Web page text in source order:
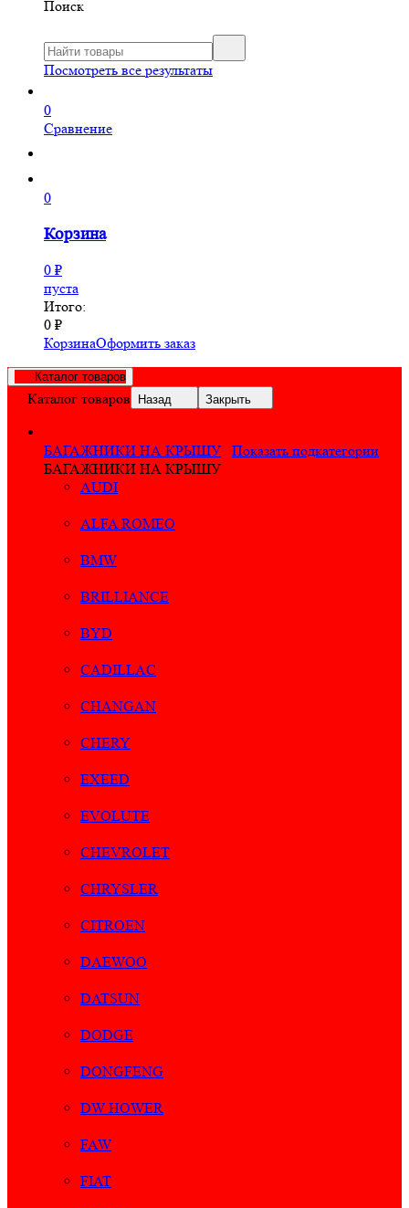
Поиск
Посмотреть все результаты
0
Сравнение
0
Корзина
0 ₽
пуста
Итого:
0 ₽
КорзинаОформить заказ
Каталог товаров
Каталог товаров Назад Закрыть
БАГАЖНИКИ НА КРЫШУ
Показать подкатегории
БАГАЖНИКИ НА КРЫШУ
AUDI
ALFA ROMEO
BMW
BRILLIANCE
BYD
CADILLAC
CHANGAN
CHERY
EXEED
EVOLUTE
CHEVROLET
CHRYSLER
CITROEN
DAEWOO
DATSUN
DODGE
DONGFENG
DW HOWER
FAW
FIAT